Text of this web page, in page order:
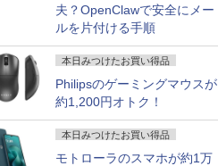
夫？OpenClawで安全にメー
ルを片付ける手順
本日みつけたお買い得品
Philipsのゲーミングマウスが
約1,200円オトク！
本日みつけたお買い得品
モトローラのスマホが約1万